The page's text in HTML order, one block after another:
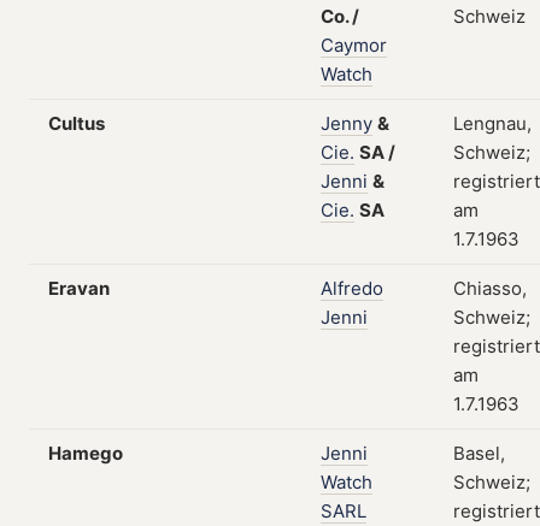
Co./
Caymor
Watch
Schweiz
Cultus Jenny &
Cie. SA/
Jenni &
Cie. SA
Lengnau,
Schweiz;
registriert
am
1.7.1963
Eravan
Alfredo
Jenni
Chiasso,
Schweiz;
registriert
am
1.7.1963
Hamego
Jenni
Watch
SARL
Basel,
Schweiz;
registriert